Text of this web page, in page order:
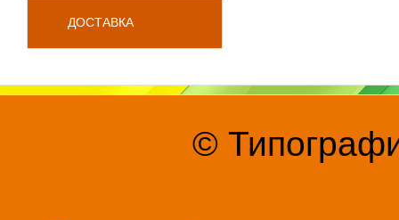
ДОСТАВКА
©